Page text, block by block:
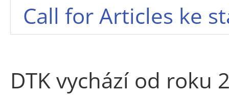
Call for Articles ke
DTK vychází od roku